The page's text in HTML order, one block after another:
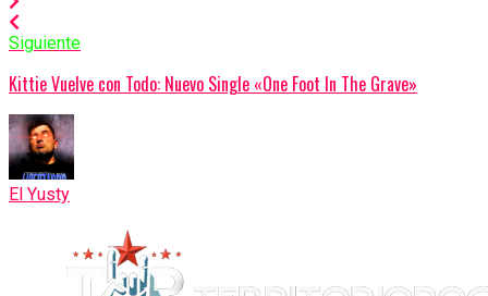
Siguiente
Kittie Vuelve con Todo: Nuevo Single «One Foot In The Grave»
El Yusty